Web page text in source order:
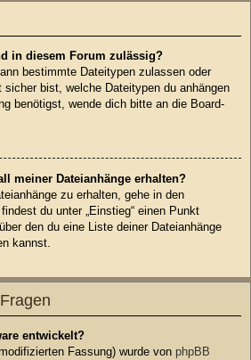
in diesem Forum zulässig?
bestimmte Dateitypen zulassen oder
bist, welche Dateitypen du anhängen
benötigst, wende dich bitte an die Board-
meiner Dateianhänge erhalten?
zu erhalten, gehe in den
du unter „Einstieg“ einen Punkt
den du eine Liste deiner Dateianhänge
kannst.
entwickelt?
Fassung) wurde von phpBB